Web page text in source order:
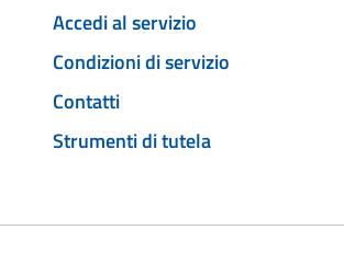
Accedi al servizio
Condizioni di servizio
Contatti
Strumenti di tutela